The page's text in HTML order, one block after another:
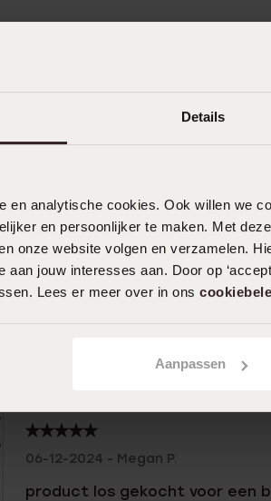
Details
en analytische cookies. Ook willen we
en persoonlijker te maken. Met
onze website volgen en verzamelen.
aan jouw interesses aan. Door op
Lees er meer over in ons
Aanpassen
Filter
Mooie degelijke ketting
06-12-2024 - Megan P.
product los gekocht voor een